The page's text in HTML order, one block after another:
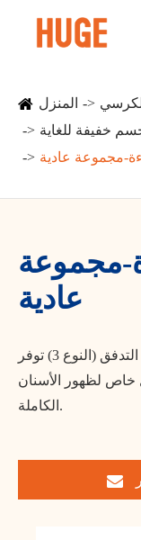
المنزل
خفيفة للغاية
مجموعة عادية
مجموعة
عادية
جسم فائق الإضاءة هو مادة غسيل عالية التدفق (النوع 3) توفر
خاص لظهور الأسنان
الكاملة.